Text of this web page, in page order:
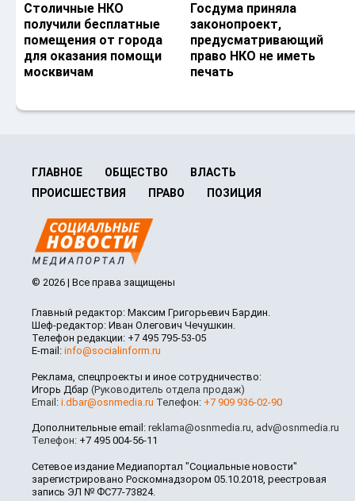
Столичные НКО
получили бесплатные
помещения от города
для оказания помощи
москвичам
Госдума приняла
законопроект,
предусматривающий
право НКО не иметь
печать
ГЛАВНОЕ ОБЩЕСТВО
ВЛАСТЬ
ПРОИСШЕСТВИЯ
ПРАВО ПОЗИЦИЯ
© 2026 | Все права защищены
Главный редактор: Максим Григорьевич Бардин.
Шеф-редактор: Иван Олегович Чечушкин.
Телефон редакции: +7 495 795-53-05
E-mail: info@socialinform.ru
Реклама, спецпроекты и иное сотрудничество:
Игорь Дбар (Руководитель отдела продаж)
Email: i.dbar@osnmedia.ru Телефон: +7 909 936-02-90
Дополнительные email: reklama@osnmedia.ru, adv@osnmedia.ru
Телефон: +7 495 004-56-11
Сетевое издание Медиапортал "Социальные новости"
зарегистрировано Роскомнадзором 05.10.2018, реестровая
запись ЭЛ № ФС77-73824.